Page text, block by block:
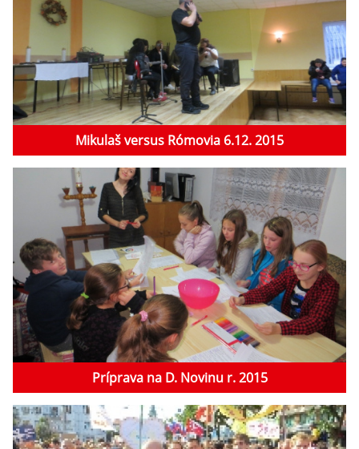
Mikulaš versus Rómovia 6.12. 2015
Príprava na D. Novinu r. 2015